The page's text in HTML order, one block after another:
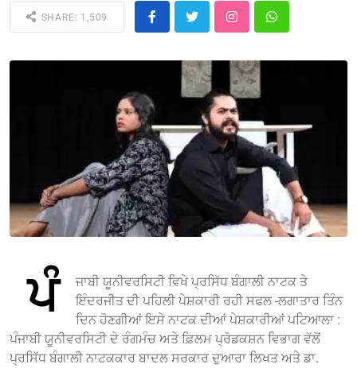
SHARE: 1,509
ਪੰ
ਜਾਬੀ ਯੂਨੀਵਰਸਿਟੀ ਵਿਖੇ ਪ੍ਰਸਿੱਧ ਬੰਗਾਲੀ ਨਾਟਕ ਤੇ
ਇੰਦਰਜੀਤ ਦੀ ਪਹਿਲੀ ਪੇਸ਼ਕਾਰੀ ਰਹੀ ਸਫਲ -ਲਗਾਤਾਰ ਤਿੰਨ
ਦਿਨ ਹੋਣਗੀਆਂ ਇਸੇ ਨਾਟਕ ਦੀਆਂ ਪੇਸ਼ਕਾਰੀਆਂ ਪਟਿਆਲਾ :
ਪੰਜਾਬੀ ਯੂਨੀਵਰਸਿਟੀ ਦੇ ਰੰਗਮੰਚ ਅਤੇ ਫ਼ਿਲਮ ਪ੍ਰੋਡਕਸ਼ਨ ਵਿਭਾਗ ਵੱਲੋਂ
ਪ੍ਰਸਿੱਧ ਬੰਗਾਲੀ ਨਾਟਕਕਾਰ ਬਾਦਲ ਸਰਕਾਰ ਦੁਆਰਾ ਲਿਖਤ ਅਤੇ ਡਾ.